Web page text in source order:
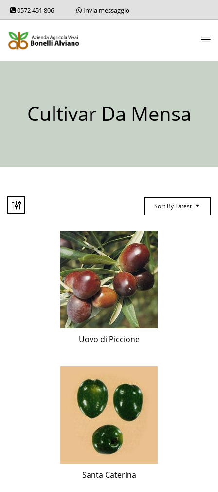
0572 451 806 Invia messaggio
Cultivar Da Mensa
Sort By Latest
Uovo di Piccione
Santa Caterina